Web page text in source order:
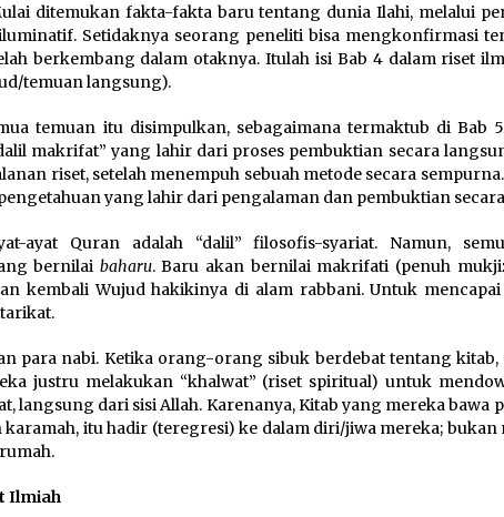
ditemukan fakta-fakta baru tentang dunia Ilahi, melalui
Setidaknya seorang peneliti bisa mengkonfirmasi
berkembang dalam otaknya. Itulah isi Bab 4 dalam riset
temuan langsung).
temuan itu disimpulkan, sebagaimana termaktub di Bab
makrifat” yang lahir dari proses pembuktian secara
riset, setelah menempuh sebuah metode secara
yang lahir dari pengalaman dan pembuktian
ayat Quran adalah “dalil” filosofis-syariat. Namun,
bernilai baharu. Baru akan bernilai makrifati (penuh
kembali Wujud hakikinya di alam rabbani. Untuk
para nabi. Ketika orang-orang sibuk berdebat tentang kitab,
justru melakukan “khalwat” (riset spiritual) untuk
langsung dari sisi Allah. Karenanya, Kitab yang mereka bawa
itu hadir (teregresi) ke dalam diri/jiwa mereka; bukan
Ilmiah